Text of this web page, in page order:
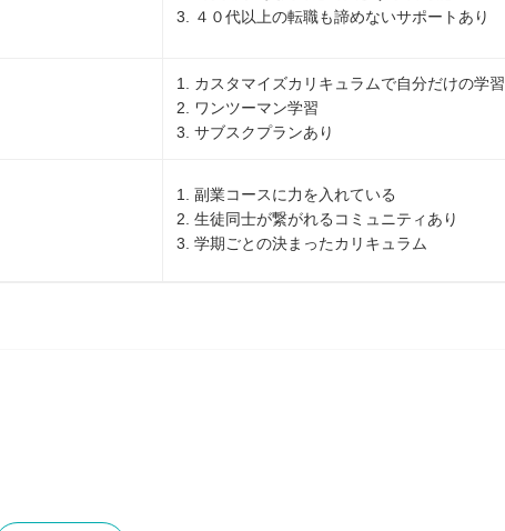
3. ４０代以上の転職も諦めないサポートあり
1. カスタマイズカリキュラムで自分だけの学習
2. ワンツーマン学習
3. サブスクプランあり
1. 副業コースに力を入れている
2. 生徒同士が繋がれるコミュニティあり
3. 学期ごとの決まったカリキュラム